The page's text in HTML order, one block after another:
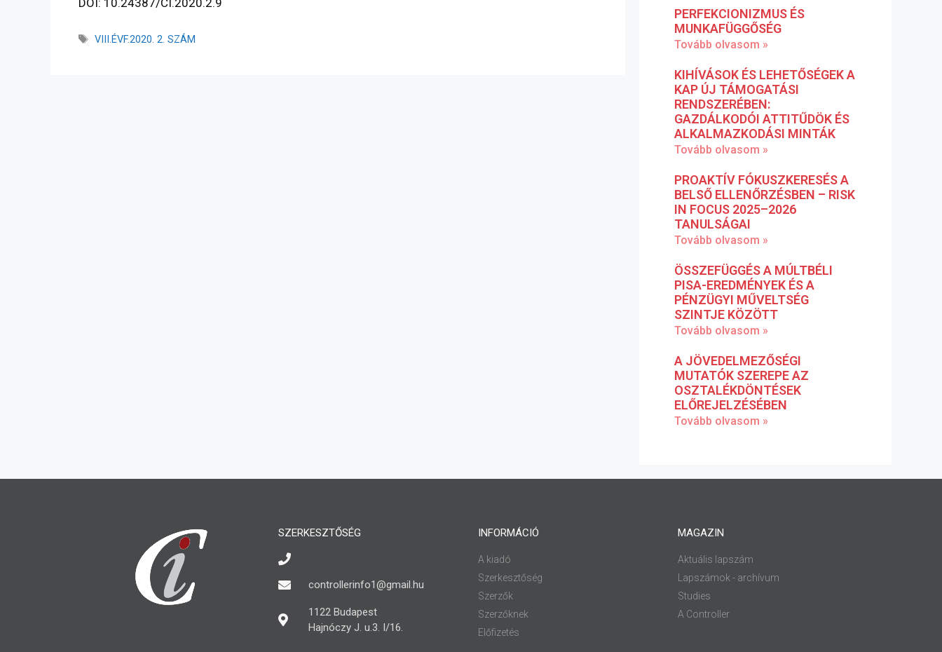
DOI: 10.24387/CI.2020.2.9
VIII.ÉVF.2020. 2. SZÁM
PERFEKCIONIZMUS ÉS
MUNKAFÜGGŐSÉG
Tovább olvasom »
KIHÍVÁSOK ÉS LEHETŐSÉGEK A
KAP ÚJ TÁMOGATÁSI
RENDSZERÉBEN:
GAZDÁLKODÓI ATTITŰDÖK ÉS
ALKALMAZKODÁSI MINTÁK
Tovább olvasom »
PROAKTÍV FÓKUSZKERESÉS A
BELSŐ ELLENŐRZÉSBEN – RISK
IN FOCUS 2025–2026
TANULSÁGAI
Tovább olvasom »
ÖSSZEFÜGGÉS A MÚLTBÉLI
PISA-EREDMÉNYEK ÉS A
PÉNZÜGYI MŰVELTSÉG
SZINTJE KÖZÖTT
Tovább olvasom »
A JÖVEDELMEZŐSÉGI
MUTATÓK SZEREPE AZ
OSZTALÉKDÖNTÉSEK
ELŐREJELZÉSÉBEN
Tovább olvasom »
SZERKESZTŐSÉG
controllerinfo1@gmail.hu
1122 Budapest
Hajnóczy J. u.3. I/16.
INFORMÁCIÓ
A kiadó
Szerkesztőség
Szerzők
Szerzőknek
Előfizetés
MAGAZIN
Aktuális lapszám
Lapszámok - archívum
Studies
A Controller